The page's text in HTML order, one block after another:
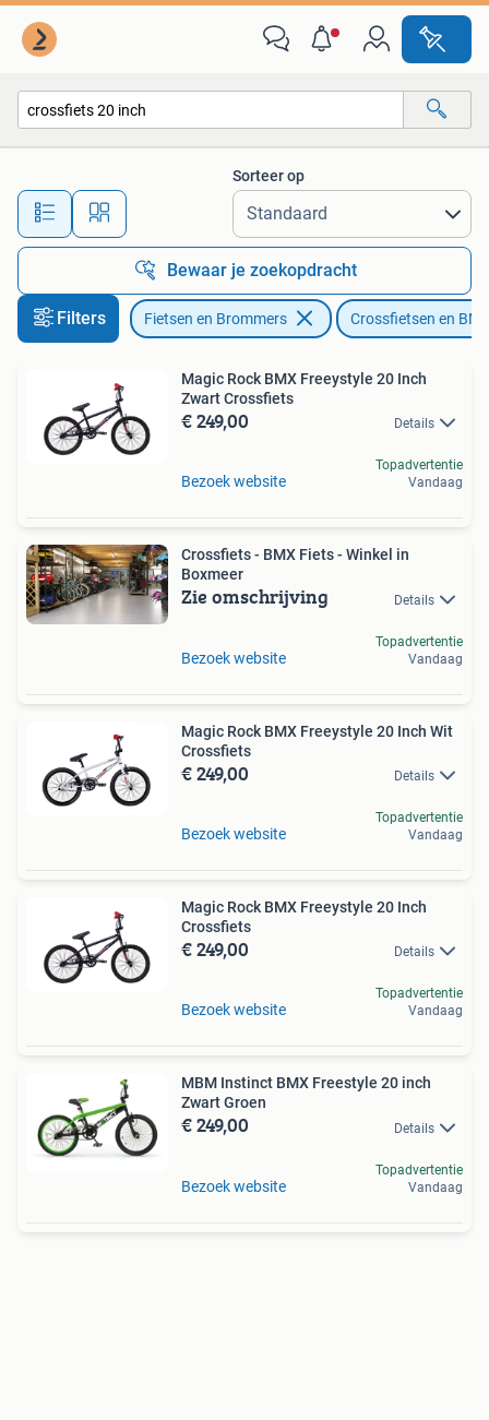
Alle afstanden…
Sorteer op
Bewaar je zoekopdracht
Filters Fietsen en Brommers Crossfietsen en
Magic Rock BMX Freeystyle 20 Inch
Zwart Crossfiets
€ 249,00 Details
Bezoek website
Topadvertentie
Vandaag
Crossfiets - BMX Fiets - Winkel in
Boxmeer
Zie omschrijving Details
Bezoek website
Topadvertentie
Vandaag
Magic Rock BMX Freeystyle 20 Inch Wit
Crossfiets
€ 249,00 Details
Bezoek website
Topadvertentie
Vandaag
Magic Rock BMX Freeystyle 20 Inch
Crossfiets
€ 249,00 Details
Bezoek website
Topadvertentie
Vandaag
MBM Instinct BMX Freestyle 20 inch
Zwart Groen
€ 249,00 Details
Bezoek website
Topadvertentie
Vandaag